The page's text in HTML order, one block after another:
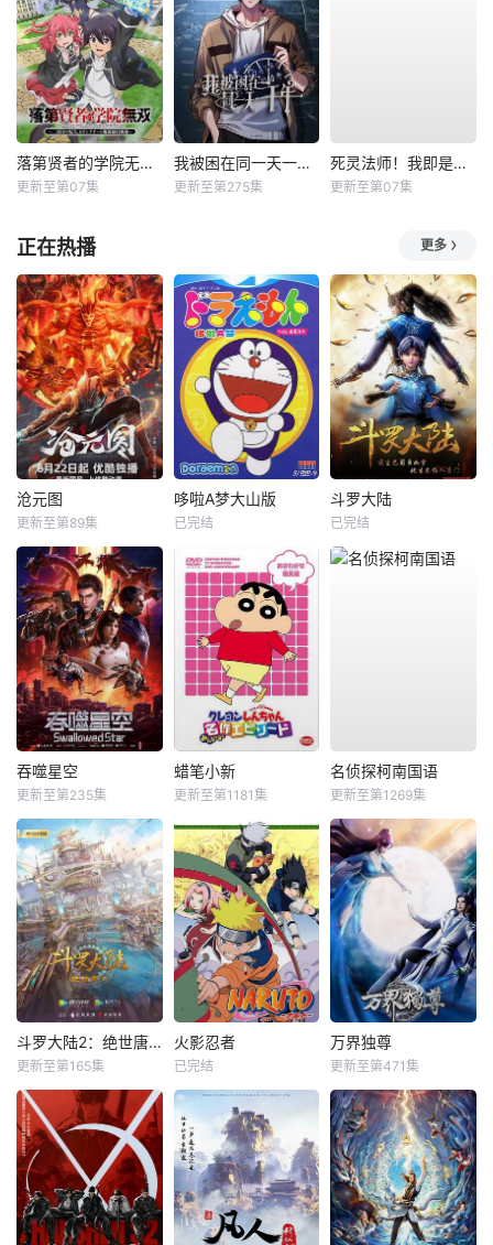
落第贤者的学院无双第二回转生，S等级作弊魔术师冒险记
更新至第07集
我被困在同一天一千年动态漫
更新至第275集
死灵法师！我即是天灾
更新至第07集
正在热播 更多
沧元图
更新至第89集
哆啦A梦大山版
已完结
斗罗大陆
已完结
吞噬星空
更新至第235集
蜡笔小新
更新至第1181集
名侦探柯南国语
更新至第1269集
斗罗大陆2：绝世唐门
更新至第165集
火影忍者
已完结
万界独尊
更新至第471集